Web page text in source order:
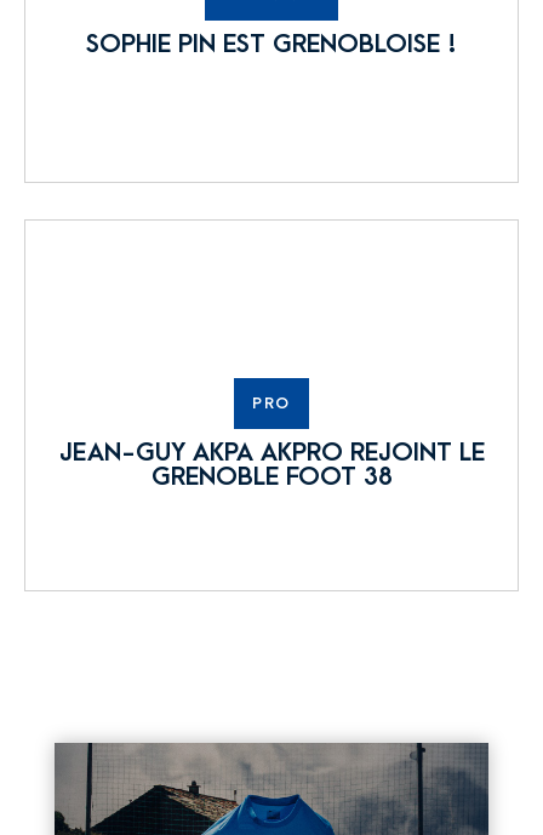
SOPHIE PIN EST GRENOBLOISE !
PRO
JEAN-GUY AKPA AKPRO REJOINT LE
GRENOBLE FOOT 38